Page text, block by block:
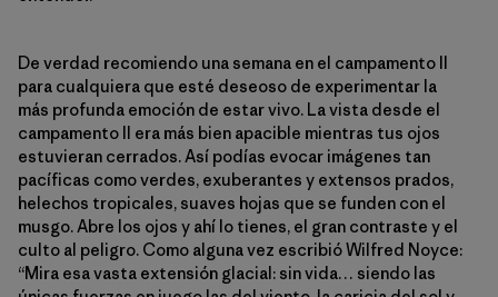
De verdad recomiendo una semana en el campamento II
para cualquiera que esté deseoso de experimentar la
más profunda emoción de estar vivo. La vista desde el
campamento II era más bien apacible mientras tus ojos
estuvieran cerrados. Así podías evocar imágenes tan
pacíficas como verdes, exuberantes y extensos prados,
helechos tropicales, suaves hojas que se funden con el
musgo. Abre los ojos y ahí lo tienes, el gran contraste y el
culto al peligro. Como alguna vez escribió Wilfred Noyce:
“Mira esa vasta extensión glacial: sin vida… siendo las